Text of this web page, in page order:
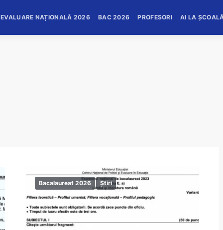
EVALUARE NAȚIONALĂ 2026 BAC 2026 PROFESORI AI LA
Bacalaureat 2026 Știri